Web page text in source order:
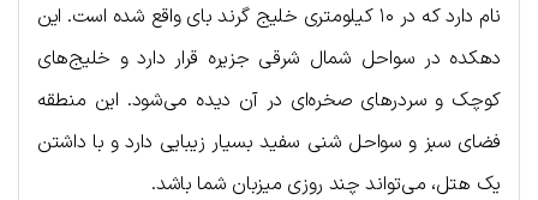
نام دارد که در ۱۰ کیلومتری خلیج گرند بای واقع شده است. این
دهکده در سواحل شمال شرقی جزیره قرار دارد و خلیج‌های
کوچک و سردرهای صخره‌ای در آن دیده می‌شود. این منطقه
فضای سبز و سواحل شنی سفید بسیار زیبایی دارد و با داشتن
یک هتل، می‌تواند چند روزی میزبان شما باشد.